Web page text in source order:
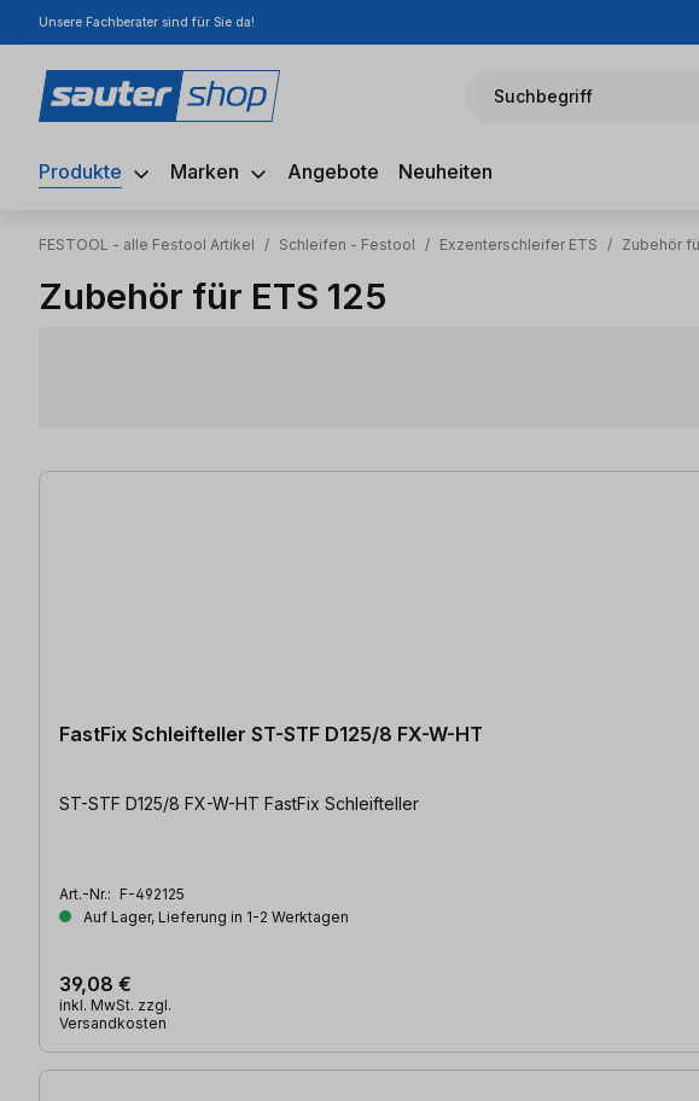
Hauptinhalt springen
Zur Suche springen
Zur Hauptnavigation springen
Unsere Fachberater sind für Sie da!
Suchbegriff
Produkte Marken Angebote Neuheiten
FESTOOL - alle Festool Artikel / Schleifen - Festool / Exzenterschleifer ETS / Zubehör
Zubehör für ETS 125
11 Artikel gefunden
FastFix Schleifteller ST-STF D125/8 FX-W-HT
ST-STF D125/8 FX-W-HT FastFix Schleifteller
Art.-Nr.: F-492125
Auf Lager, Lieferung in 1-2 Werktagen
39,08 €
inkl. MwSt. zzgl.
Versandkosten